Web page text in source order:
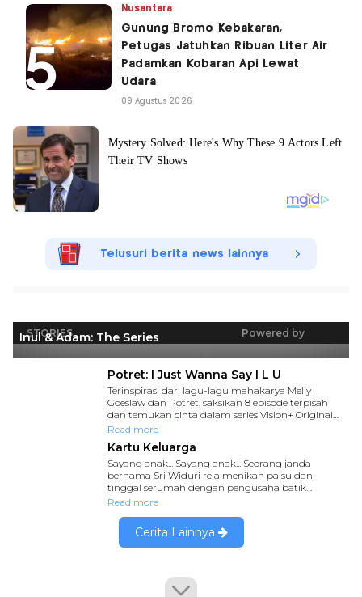
Nusantara
Gunung Bromo Kebakaran,
Petugas Jatuhkan Ribuan Liter Air
Padamkan Kobaran Api Lewat
Udara
09 Agustus 2026
Telusuri berita news lainnya